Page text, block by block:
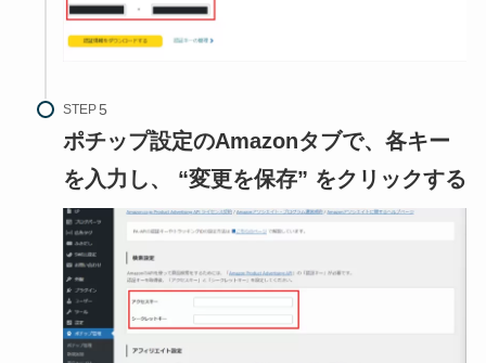
STEP
ポチップ設定のAmazonタブで、各キー
を入力し、 “変更を保存” をクリックする